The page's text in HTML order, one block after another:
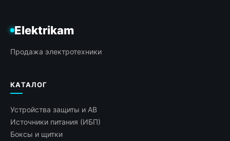
Elektrikam
Продажа электротехники
КАТАЛОГ
Устройства защиты и АВ
Источники питания (ИБП)
Боксы и щитки